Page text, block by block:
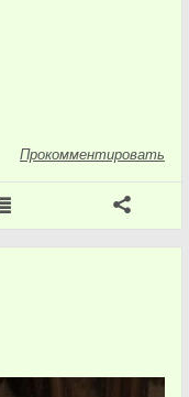
Прокомментировать